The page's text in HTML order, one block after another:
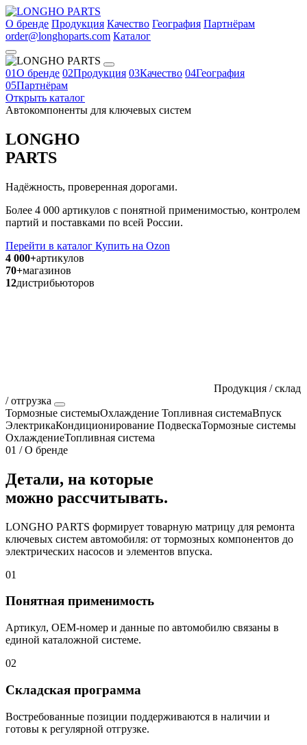
О бренде Продукция Качество География Партнёрам
order@longhoparts.com Каталог
01О бренде 02Продукция 03Качество 04География
05Партнёрам
Открыть каталог
Автокомпоненты для ключевых систем
LONGHO
PARTS
Надёжность, проверенная дорогами.
Более 4 000 артикулов с понятной применимостью, контролем
партий и поставками по всей России.
Перейти в каталог Купить на Ozon
4 000+артикулов
70+магазинов
12дистрибьюторов
Продукция / склад
/ отгрузка
Тормозные системыОхлаждение Топливная системаВпуск
ЭлектрикаКондиционирование ПодвескаТормозные системы
ОхлаждениеТопливная система
01 / О бренде
Детали, на которые
можно рассчитывать.
LONGHO PARTS формирует товарную матрицу для ремонта
ключевых систем автомобиля: от тормозных компонентов до
электрических насосов и элементов впуска.
01
Понятная применимость
Артикул, OEM-номер и данные по автомобилю связаны в
единой каталожной системе.
02
Складская программа
Востребованные позиции поддерживаются в наличии и
готовы к регулярной отгрузке.